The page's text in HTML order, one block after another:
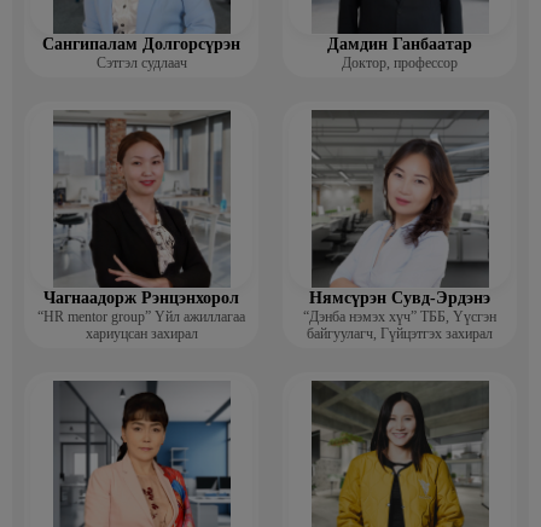
Сангипалам Долгорсүрэн
Сэтгэл судлаач
Дамдин Ганбаатар
Доктор, профессор
Чагнаадорж Рэнцэнхорол
“HR mentor group” Үйл ажиллагаа
хариуцсан захирал
Нямсүрэн Сувд-Эрдэнэ
“Дэнба нэмэх хүч” ТББ, Үүсгэн
байгуулагч, Гүйцэтгэх захирал